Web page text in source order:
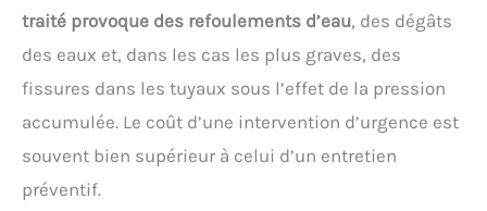
traité provoque des refoulements d’eau, des dégâts
des eaux et, dans les cas les plus graves, des
fissures dans les tuyaux sous l’effet de la pression
accumulée. Le coût d’une intervention d’urgence est
souvent bien supérieur à celui d’un entretien
préventif.